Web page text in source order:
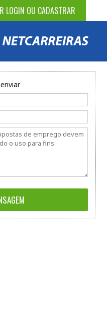
LOGIN OU CADASTRAR